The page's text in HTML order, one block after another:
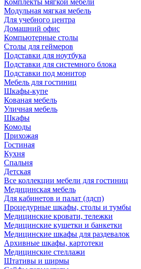
Комплекты мягкой мебели
Модульная мягкая мебель
Для учебного центра
Домашний офис
Компьютерные столы
Столы для геймеров
Подставки для ноутбука
Подставки для системного блока
Подставки под монитор
Мебель для гостиниц
Шкафы-купе
Кованая мебель
Уличная мебель
Шкафы
Комоды
Прихожая
Гостиная
Кухня
Спальня
Детская
Все коллекции мебели для гостиниц
Медицинская мебель
Для кабинетов и палат (лдсп)
Процедурные шкафы, столы и тумбы
Медицинские кровати, тележки
Медицинские кушетки и банкетки
Медицинские шкафы для раздевалок
Архивные шкафы, картотеки
Медицинские стеллажи
Штативы и ширмы